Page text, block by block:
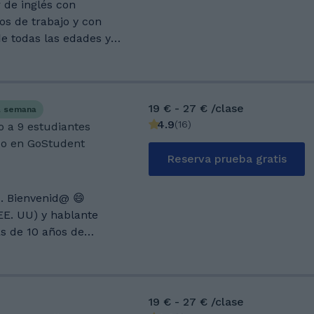
of the
teach it and use it.
to be able to develop
to other
inglés con
de trabajo y con
todas las edades y
a mis potenciales
Feb 2009 – Dec
- Diploma valid in
Feb 2016 - Dec 2016
English
literary and technical
-
-
a 9 estudiantes
en GoStudent
UU) y hablante
Vaughn de
19 € - 27 € /clase
4.9(16)
Reserva prueba gratis
19 € - 27 € /clase